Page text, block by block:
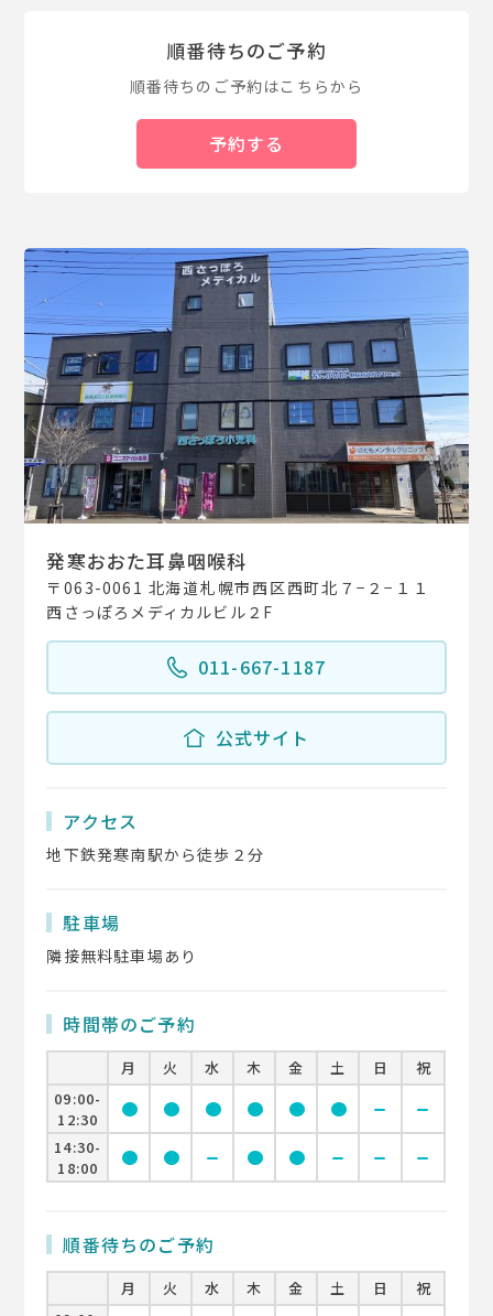
順番待ちのご予約
順番待ちのご予約はこちらから
予約する
発寒おおた耳鼻咽喉科
〒063-0061 北海道札幌市西区西町北７−２−１１
西さっぽろメディカルビル２F
011-667-1187
公式サイト
アクセス
地下鉄発寒南駅から徒歩２分
駐車場
隣接無料駐車場あり
時間帯のご予約
月 火 水 木 金 土 日
祝
09:00-
12:30
circle circle circle circle circle circle remove remove
14:30-
18:00
circle circle remove circle circle remove remove remove
順番待ちのご予約
月 火 水 木 金 土 日
祝